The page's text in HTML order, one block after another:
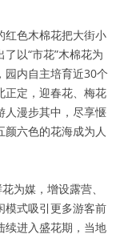
红色木棉花把大街小
以“市花”木棉花为
园内自主培育近30个
正定，迎春花、梅花
人漫步其中，尽享惬
六色的花海成为人
为媒，增设露营、
模式吸引更多游客前
续进入盛花期，当地